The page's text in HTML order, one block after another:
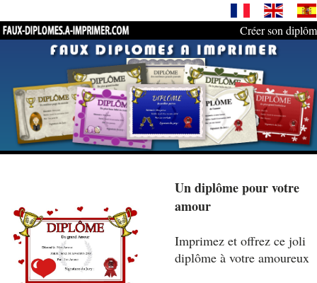
Créer son
Un diplôme pour votre
amour
Imprimez et offrez ce joli
diplôme à votre amoureux